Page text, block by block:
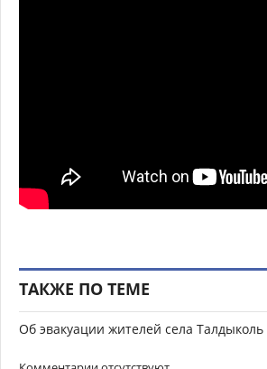
ТАКЖЕ ПО ТЕМЕ
Об эвакуации жителей села